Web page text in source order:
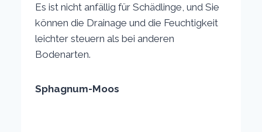
Es ist nicht anfällig für Schädlinge, und Sie
können die Drainage und die Feuchtigkeit
leichter steuern als bei anderen
Bodenarten.
Sphagnum-Moos